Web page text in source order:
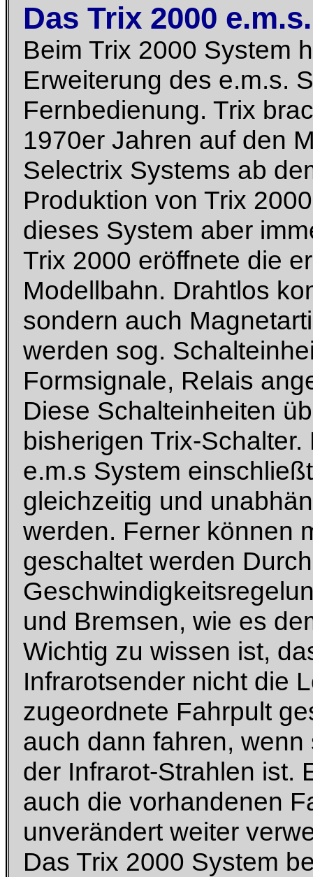
Das Trix 2000
Beim Trix 2000 System
Erweiterung des e.m.s.
Fernbedienung. Trix
1970er Jahren auf den
Selectrix Systems ab
Produktion von Trix
dieses System aber
Trix 2000 eröffnete die
Modellbahn. Drahtlos
sondern auch
werden sog.
Formsignale, Relais
Diese Schalteinheiten
bisherigen Trix-
e.m.s System
gleichzeitig und
werden. Ferner können
geschaltet werden
und Bremsen, wie es
Wichtig zu wissen ist,
Infrarotsender nicht die
zugeordnete Fahrpult
auch dann fahren,
der Infrarot-Strahlen ist.
auch die vorhandenen
unverändert weiter
Das Trix 2000 System